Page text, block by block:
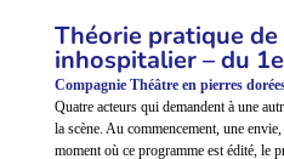
Théorie pratique de
inhospitalier – du
Compagnie Théâtre en pierres
Quatre acteurs qui demandent à une
la scène. Au commencement, une
moment où ce programme est édité, le